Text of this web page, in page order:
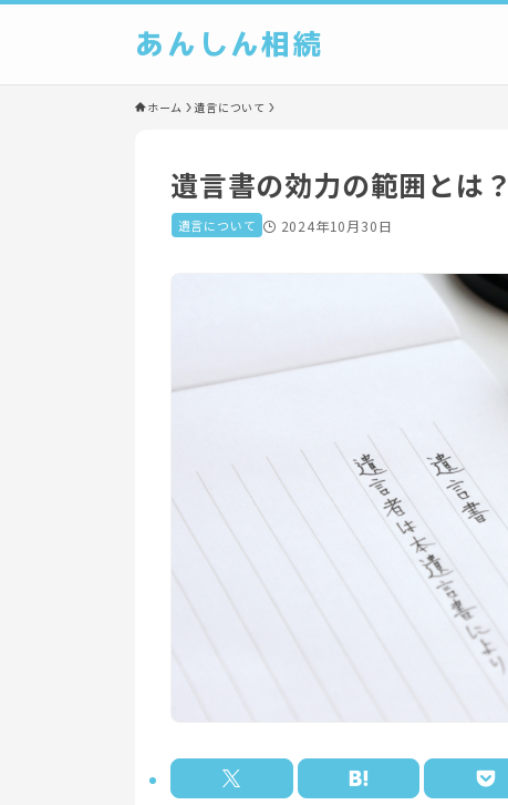
あんしん相続
ホーム 遺言について
遺言書の効力の範囲とは
遺言について 2024年10月30日